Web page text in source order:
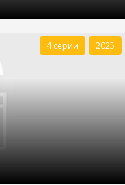
4 серии 2025